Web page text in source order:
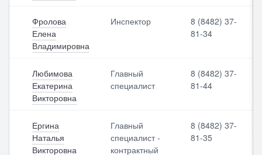
Фролова
Елена
Владимировна
Инспектор
8 (8482) 37-
81-34
Любимова
Екатерина
Викторовна
Главный
специалист
8 (8482) 37-
81-44
Ергина
Наталья
Викторовна
Главный
специалист -
контрактный
8 (8482) 37-
81-35